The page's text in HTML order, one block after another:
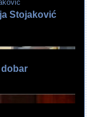
Stojaković